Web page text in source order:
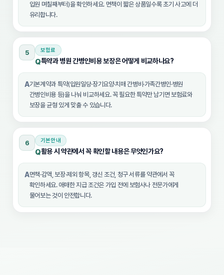
입원 며칠째부터)을 확인하세요. 면책이 짧은 상품일수록 초기 사고에 더
유리합니다.
5 보험료
Q특약과 병원 간병인비용 보장은 어떻게 비교하나요?
A기본계약과 특약(입원일당·장기요양·치매 간병비·가족간병인·병원
간병인비용 등)을 나눠 비교하세요. 꼭 필요한 특약만 남기면 보험료와
보장을 균형 있게 맞출 수 있습니다.
6 기본안내
Q활용 시 약관에서 꼭 확인할 내용은 무엇인가요?
A면책·감액, 보장·제외 항목, 갱신 조건, 청구 서류를 약관에서 꼭
확인하세요. 애매한 지급 조건은 가입 전에 보험사나 전문가에게
물어보는 것이 안전합니다.